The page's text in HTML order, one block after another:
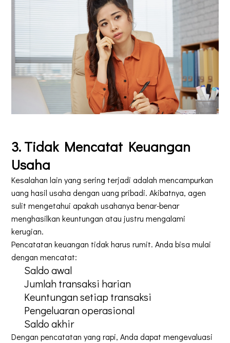
3. Tidak Mencatat Keuangan
Usaha
Kesalahan lain yang sering terjadi adalah mencampurkan
uang hasil usaha dengan uang pribadi. Akibatnya, agen
sulit mengetahui apakah usahanya benar-benar
menghasilkan keuntungan atau justru mengalami
kerugian.
Pencatatan keuangan tidak harus rumit. Anda bisa mulai
dengan mencatat:
Saldo awal
Jumlah transaksi harian
Keuntungan setiap transaksi
Pengeluaran operasional
Saldo akhir
Dengan pencatatan yang rapi, Anda dapat mengevaluasi